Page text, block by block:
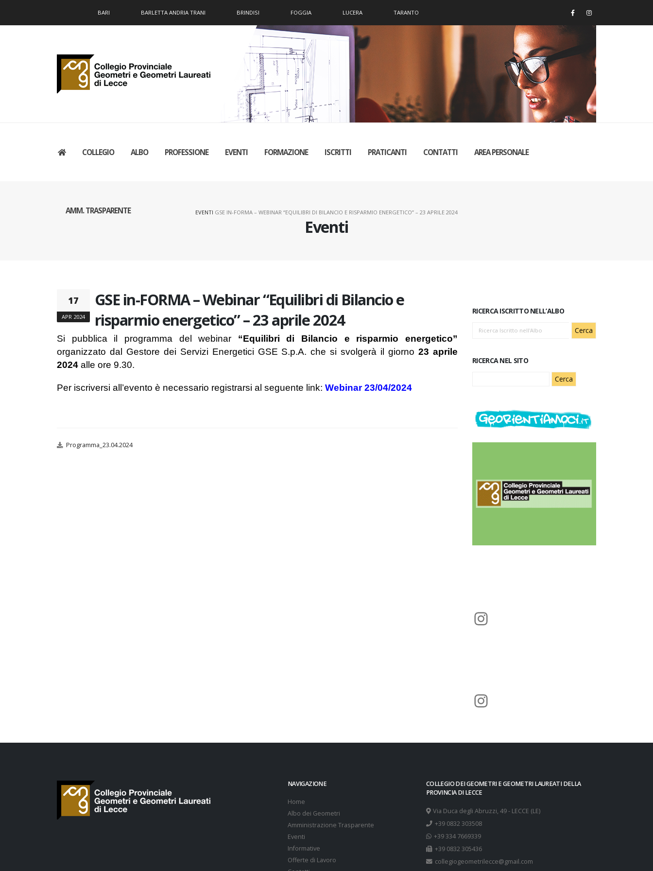
BARI BARLETTA ANDRIA TRANI BRINDISI FOGGIA LUCERA TARANTO
COLLEGIO ALBO PROFESSIONE EVENTI FORMAZIONE ISCRITTI PRATICANTI CONTATTI AREA PERSONALE
AMM. TRASPARENTE
Eventi
EVENTI GSE IN-FORMA – WEBINAR “EQUILIBRI DI BILANCIO E RISPARMIO ENERGETICO” – 23 APRILE 2024
RICERCA ISCRITTO NELL’ALBO
RICERCA NEL SITO
Instagram
Instagram
17
APR 2024
GSE in-FORMA – Webinar “Equilibri di Bilancio e
risparmio energetico” – 23 aprile 2024
Si pubblica il programma del webinar “Equilibri di Bilancio e risparmio energetico”
organizzato dal Gestore dei Servizi Energetici GSE S.p.A. che si svolgerà il giorno 23 aprile
2024 alle ore 9.30.
Per iscriversi all’evento è necessario registrarsi al seguente link: Webinar 23/04/2024
Programma_23.04.2024
NAVIGAZIONE
Home
Albo dei Geometri
Amministrazione Trasparente
Eventi
Informative
Offerte di Lavoro
COLLEGIO DEI GEOMETRI E GEOMETRI LAUREATI DELLA
PROVINCIA DI LECCE
Via Duca degli Abruzzi, 49 - LECCE (LE)
+39 0832 303508
+39 334 7669339
+39 0832 305436
collegiogeometrilecce@gmail.com